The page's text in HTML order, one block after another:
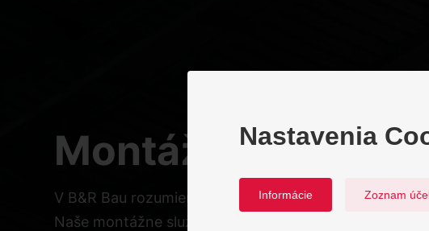
Montáže na mieru
V B&R Bau rozumieme, že každý projekt je jedinečný.
Naše montážne služby zahŕňajú inštaláciu moderných
Nastavenia
Informácie Zoznam